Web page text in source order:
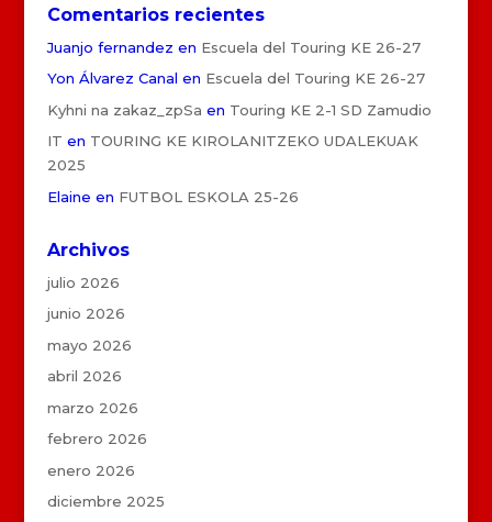
Comentarios recientes
Juanjo fernandez en Escuela del Touring KE 26-27
Yon Álvarez Canal en Escuela del Touring KE 26-27
Kyhni na zakaz_zpSa en Touring KE 2-1 SD Zamudio
IT en TOURING KE KIROLANITZEKO UDALEKUAK
2025
Elaine en FUTBOL ESKOLA 25-26
Archivos
julio 2026
junio 2026
mayo 2026
abril 2026
marzo 2026
febrero 2026
enero 2026
diciembre 2025